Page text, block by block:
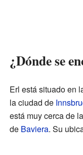
¿Dónde se
Erl está situado en
la ciudad de
está muy cerca de
de Baviera. Su